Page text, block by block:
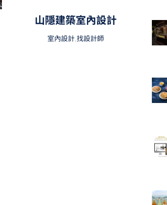
山隱建築室內設計
室內設計,找設計師